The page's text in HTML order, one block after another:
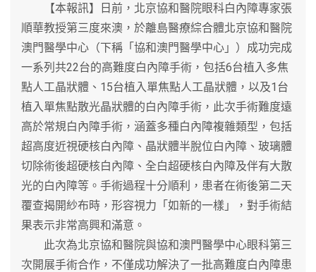
【本報訊】日前，北京協和醫院眼科白內障專家張
順華教授第三度來澳，於離島醫療綜合體北京協和醫院
澳門醫學中心（下稱「協和澳門醫學中心」）成功完成
一系列共22台的高難度白內障手術，包括6台植入多焦
點人工晶狀體、15台植入單焦點人工晶狀體，以及1台
植入單焦點散光晶狀體的白內障手術，此次手術難度遠
高於常規白內障手術，涵蓋多種白內障複雜類型，包括
超高度近視硬核白內障、晶狀體半脫位白內障、玻璃體
切除術後超硬核白內障、全白超硬核白內障及伴有大散
光的白內障等。手術過程十分順利，患者在術後第二天
覆查揭開紗布時，形容視力「如新的一樣」，對手術結
果表示非常高興和滿意。
此次為北京協和醫院與協和澳門醫學中心眼科第三
次開展手術合作，不僅成功解決了一批高難度白內障患